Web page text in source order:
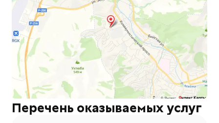
Перечень оказываемых услуг